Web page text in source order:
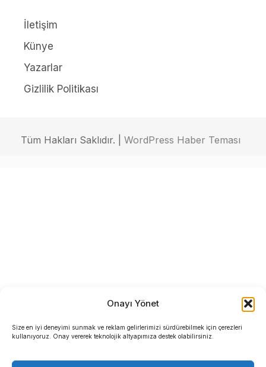
Onayı Yönet
Size en iyi deneyimi sunmak ve reklam gelirlerimizi sürdürebilmek için çerezleri
kullanıyoruz. Onay vererek teknolojik altyapımıza destek olabilirsiniz.
İletişim
Künye
Yazarlar
Gizlilik Politikası
Tüm Hakları Saklıdır. | WordPress Haber Teması